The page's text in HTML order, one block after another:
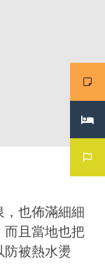
也佈滿細細
而且當地也把
防被熱水燙